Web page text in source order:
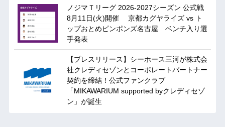
ノジマＴリーグ 2026-2027シーズン 公式戦
8月11日(火)開催 京都カグヤライズ vs ト
ップおとめピンポンズ名古屋 ベンチ入り選
手発表
【プレスリリース】シーホース三河が株式会
社クレディセゾンとコーポレートパートナー
契約を締結！公式ファンクラブ
「MIKAWARIUM supported byクレディセゾ
ン」が誕生